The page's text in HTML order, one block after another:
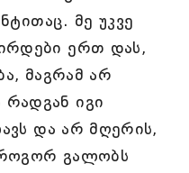
მე უკვე
ერთ დას,
მაგრამ არ
იგი
და არ მღერის,
გალობს